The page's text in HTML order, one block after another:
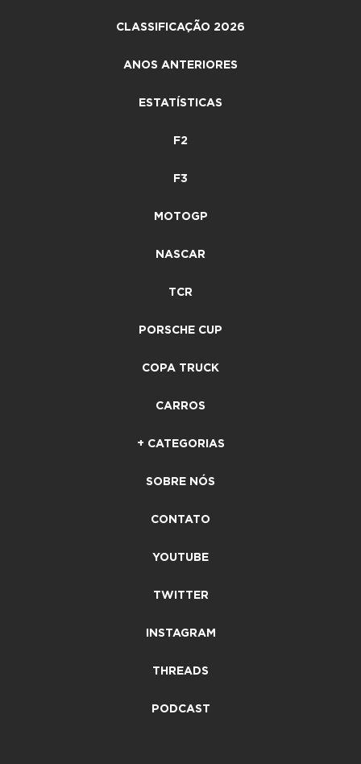
CLASSIFICAÇÃO 2026
ANOS ANTERIORES
ESTATÍSTICAS
F2
F3
MOTOGP
NASCAR
TCR
PORSCHE CUP
COPA TRUCK
CARROS
+ CATEGORIAS
SOBRE NÓS
CONTATO
YOUTUBE
TWITTER
INSTAGRAM
THREADS
PODCAST